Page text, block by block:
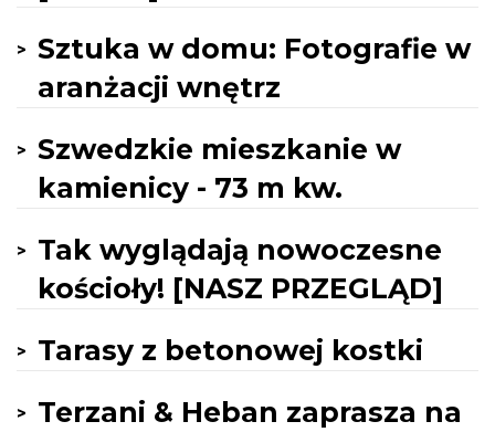
Sztuka w domu: Fotografie w
aranżacji wnętrz
Szwedzkie mieszkanie w
kamienicy - 73 m kw.
Tak wyglądają nowoczesne
kościoły! [NASZ PRZEGLĄD]
Tarasy z betonowej kostki
Terzani & Heban zaprasza na